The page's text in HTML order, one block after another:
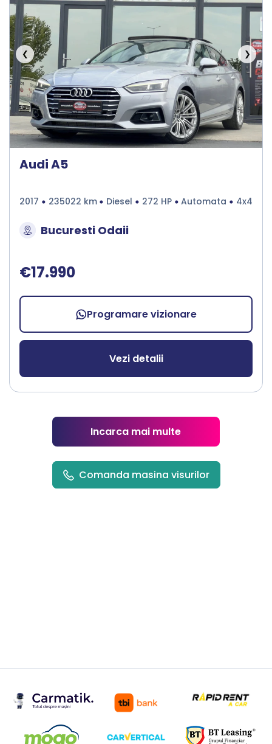
❮ ❯
Audi A5
2017 235022 km Diesel 272 HP Automata 4x4
Bucuresti Odaii
€17.990
Programare vizionare
Vezi detalii
Incarca mai multe
Comanda masina visurilor